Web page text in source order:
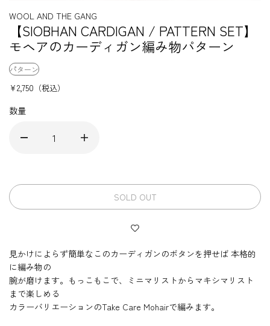
WOOL AND THE GANG
【SIOBHAN CARDIGAN / PATTERN SET】
モヘアのカーディガン編み物パターン
パターン
¥2,750 （税込）
数量
SOLD OUT
見かけによらず簡単なこのカーディガンのボタンを押せば 本格的
に編み物の
腕が磨けます。もっこもこで、ミニマリストからマキシマリスト
まで楽しめる
カラーバリエーションのTake Care Mohairで編みます。